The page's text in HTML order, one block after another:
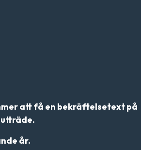
att få en bekräftelsetext på
år.